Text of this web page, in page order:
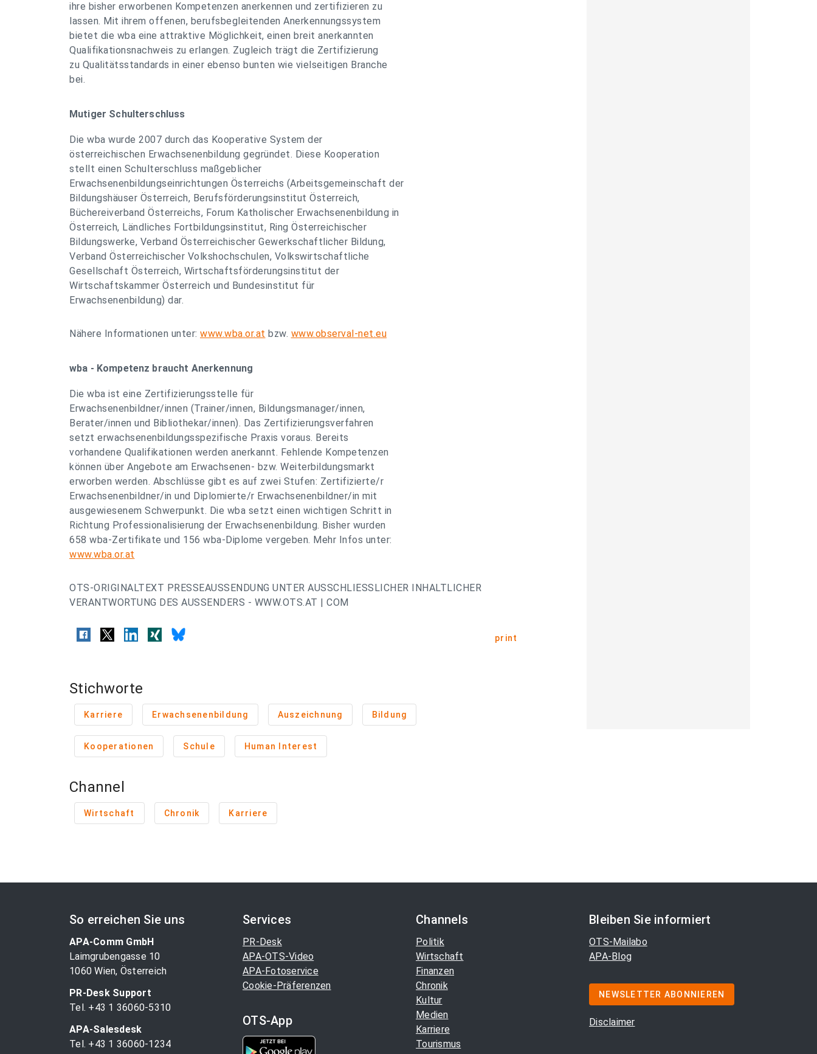
ihre bisher erworbenen Kompetenzen anerkennen und zertifizieren zu
lassen. Mit ihrem offenen, berufsbegleitenden Anerkennungssystem
bietet die wba eine attraktive Möglichkeit, einen breit anerkannten
Qualifikationsnachweis zu erlangen. Zugleich trägt die Zertifizierung
zu Qualitätsstandards in einer ebenso bunten wie vielseitigen Branche
bei.
Mutiger Schulterschluss
Die wba wurde 2007 durch das Kooperative System der
österreichischen Erwachsenenbildung gegründet. Diese Kooperation
stellt einen Schulterschluss maßgeblicher
Erwachsenenbildungseinrichtungen Österreichs (Arbeitsgemeinschaft der
Bildungshäuser Österreich, Berufsförderungsinstitut Österreich,
Büchereiverband Österreichs, Forum Katholischer Erwachsenenbildung in
Österreich, Ländliches Fortbildungsinstitut, Ring Österreichischer
Bildungswerke, Verband Österreichischer Gewerkschaftlicher Bildung,
Verband Österreichischer Volkshochschulen, Volkswirtschaftliche
Gesellschaft Österreich, Wirtschaftsförderungsinstitut der
Wirtschaftskammer Österreich und Bundesinstitut für
Erwachsenenbildung) dar.
Nähere Informationen unter: www.wba.or.at bzw. www.observal-net.eu
wba - Kompetenz braucht Anerkennung
Die wba ist eine Zertifizierungsstelle für
Erwachsenenbildner/innen (Trainer/innen, Bildungsmanager/innen,
Berater/innen und Bibliothekar/innen). Das Zertifizierungsverfahren
setzt erwachsenenbildungsspezifische Praxis voraus. Bereits
vorhandene Qualifikationen werden anerkannt. Fehlende Kompetenzen
können über Angebote am Erwachsenen- bzw. Weiterbildungsmarkt
erworben werden. Abschlüsse gibt es auf zwei Stufen: Zertifizierte/r
Erwachsenenbildner/in und Diplomierte/r Erwachsenenbildner/in mit
ausgewiesenem Schwerpunkt. Die wba setzt einen wichtigen Schritt in
Richtung Professionalisierung der Erwachsenenbildung. Bisher wurden
658 wba-Zertifikate und 156 wba-Diplome vergeben. Mehr Infos unter:
www.wba.or.at
OTS-ORIGINALTEXT PRESSEAUSSENDUNG UNTER AUSSCHLIESSLICHER INHALTLICHER
VERANTWORTUNG DES AUSSENDERS - WWW.OTS.AT | COM
print
Stichworte
Karriere Erwachsenenbildung Auszeichnung Bildung
Kooperationen Schule Human Interest
Channel
Wirtschaft Chronik Karriere
So erreichen Sie uns
APA-Comm GmbH
Laimgrubengasse 10
1060 Wien, Österreich
PR-Desk Support
Tel. +43 1 36060-5310
APA-Salesdesk
Tel. +43 1 36060-1234
Services
PR-Desk
APA-OTS-Video
APA-Fotoservice
Cookie-Präferenzen
OTS-App
Channels
Politik
Wirtschaft
Finanzen
Chronik
Kultur
Medien
Karriere
Tourismus
Bleiben Sie informiert
OTS-Mailabo
APA-Blog
NEWSLETTER ABONNIEREN
Disclaimer